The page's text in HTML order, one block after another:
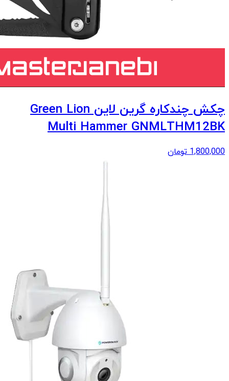
چکش چندکاره گرین لاین Green Lion
Multi Hammer GNMLTHM12BK
1,800,000 تومان